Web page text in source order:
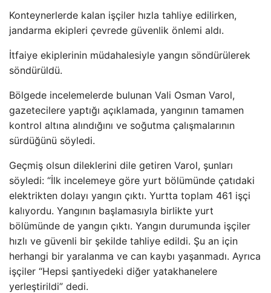
Konteynerlerde kalan işçiler hızla tahliye edilirken,
jandarma ekipleri çevrede güvenlik önlemi aldı.
İtfaiye ekiplerinin müdahalesiyle yangın söndürülerek
söndürüldü.
Bölgede incelemelerde bulunan Vali Osman Varol,
gazetecilere yaptığı açıklamada, yangının tamamen
kontrol altına alındığını ve soğutma çalışmalarının
sürdüğünü söyledi.
Geçmiş olsun dileklerini dile getiren Varol, şunları
söyledi: “İlk incelemeye göre yurt bölümünde çatıdaki
elektrikten dolayı yangın çıktı. Yurtta toplam 461 işçi
kalıyordu. Yangının başlamasıyla birlikte yurt
bölümünde de yangın çıktı. Yangın durumunda işçiler
hızlı ve güvenli bir şekilde tahliye edildi. Şu an için
herhangi bir yaralanma ve can kaybı yaşanmadı. Ayrıca
işçiler “Hepsi şantiyedeki diğer yatakhanelere
yerleştirildi” dedi.